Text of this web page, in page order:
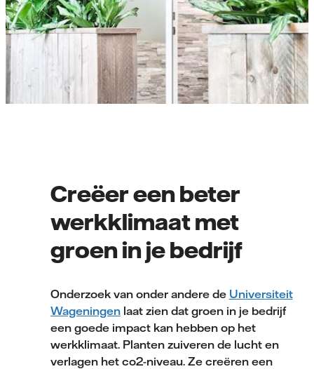
Creëer een beter
werkklimaat met
groen in je bedrijf
Onderzoek van onder andere de Universiteit
Wageningenlaat zien dat groen in je bedrijf
een goede impact kan hebben op het
werkklimaat. Planten zuiveren de lucht en
verlagen het co2-niveau. Ze creëren een